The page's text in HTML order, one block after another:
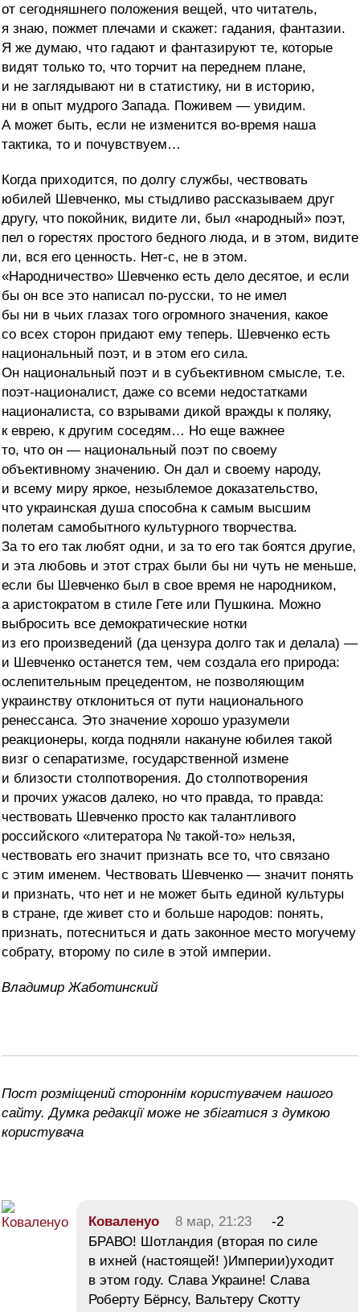
от сегодняшнего положения вещей, что читатель,
я знаю, пожмет плечами и скажет: гадания, фантазии.
Я же думаю, что гадают и фантазируют те, которые
видят только то, что торчит на переднем плане,
и не заглядывают ни в статистику, ни в историю,
ни в опыт мудрого Запада. Поживем — увидим.
А может быть, если не изменится во-время наша
тактика, то и почувствуем…
Когда приходится, по долгу службы, чествовать
юбилей Шевченко, мы стыдливо рассказываем друг
другу, что покойник, видите ли, был «народный» поэт,
пел о горестях простого бедного люда, и в этом, видите
ли, вся его ценность. Нет-с, не в этом.
«Народничество» Шевченко есть дело десятое, и если
бы он все это написал по-русски, то не имел
бы ни в чьих глазах того огромного значения, какое
со всех сторон придают ему теперь. Шевченко есть
национальный поэт, и в этом его сила.
Он национальный поэт и в субъективном смысле, т.е.
поэт-националист, даже со всеми недостатками
националиста, со взрывами дикой вражды к поляку,
к еврею, к другим соседям… Но еще важнее
то, что он — национальный поэт по своему
объективному значению. Он дал и своему народу,
и всему миру яркое, незыблемое доказательство,
что украинская душа способна к самым высшим
полетам самобытного культурного творчества.
За то его так любят одни, и за то его так боятся другие,
и эта любовь и этот страх были бы ни чуть не меньше,
если бы Шевченко был в свое время не народником,
а аристократом в стиле Гете или Пушкина. Можно
выбросить все демократические нотки
из его произведений (да цензура долго так и делала) —
и Шевченко останется тем, чем создала его природа:
ослепительным прецедентом, не позволяющим
украинству отклониться от пути национального
ренессанса. Это значение хорошо уразумели
реакционеры, когда подняли накануне юбилея такой
визг о сепаратизме, государственной измене
и близости столпотворения. До столпотворения
и прочих ужасов далеко, но что правда, то правда:
чествовать Шевченко просто как талантливого
российского «литератора № такой-то» нельзя,
чествовать его значит признать все то, что связано
с этим именем. Чествовать Шевченко — значит понять
и признать, что нет и не может быть единой культуры
в стране, где живет сто и больше народов: понять,
признать, потесниться и дать законное место могучему
собрату, второму по силе в этой империи.
Владимир Жаботинский
Пост розміщений стороннім користувачем нашого
сайту. Думка редакції може не збігатися з думкою
користувача
Коваленуо 8 мар, 21:23
-2
БРАВО! Шотландия (вторая по силе
в ихней (настоящей! )Империи)уходит
в этом году. Слава Украине! Слава
Роберту Бёрнсу, Вальтеру Скотту